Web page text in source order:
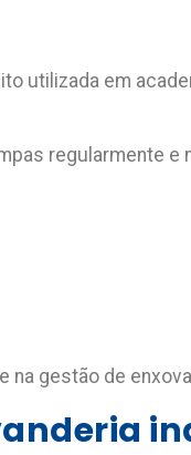
utilizada em
regularmente
na gestão de